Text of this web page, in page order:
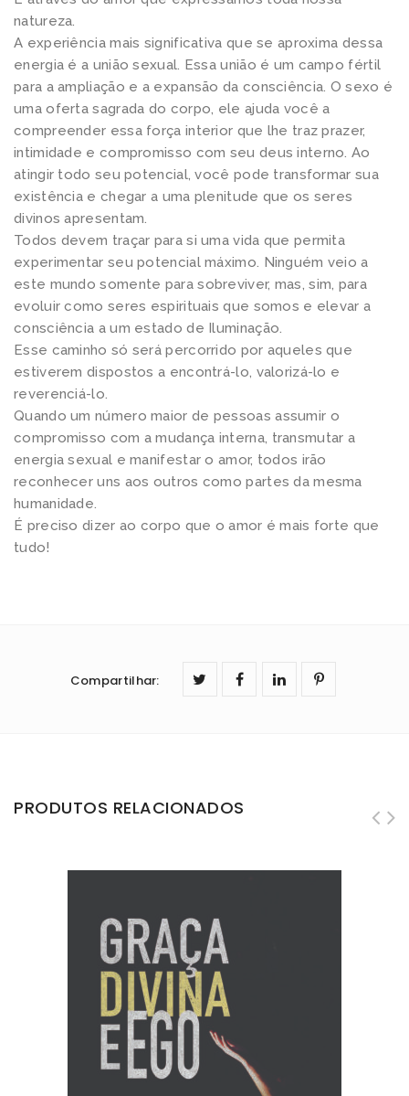
natureza.
A experiência mais significativa que se aproxima dessa
energia é a união sexual. Essa união é um campo fértil
para a ampliação e a expansão da consciência. O sexo é
uma oferta sagrada do corpo, ele ajuda você a
compreender essa força interior que lhe traz prazer,
intimidade e compromisso com seu deus interno. Ao
atingir todo seu potencial, você pode transformar sua
existência e chegar a uma plenitude que os seres
divinos apresentam.
Todos devem traçar para si uma vida que permita
experimentar seu potencial máximo. Ninguém veio a
este mundo somente para sobreviver, mas, sim, para
evoluir como seres espirituais que somos e elevar a
consciência a um estado de Iluminação.
Esse caminho só será percorrido por aqueles que
estiverem dispostos a encontrá-lo, valorizá-lo e
reverenciá-lo.
Quando um número maior de pessoas assumir o
compromisso com a mudança interna, transmutar a
energia sexual e manifestar o amor, todos irão
reconhecer uns aos outros como partes da mesma
humanidade.
É preciso dizer ao corpo que o amor é mais forte que
tudo!
Compartilhar:
PRODUTOS RELACIONADOS